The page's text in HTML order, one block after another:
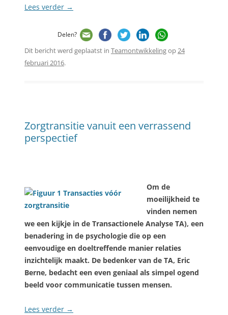
Lees verder →
Delen?
Dit bericht werd geplaatst in Teamontwikkelingop24
februari 2016.
Zorgtransitie vanuit een verrassend
perspectief
Om de
moeilijkheid te
vinden nemen
we een kijkje in de Transactionele Analyse TA), een
benadering in de psychologie die op een
eenvoudige en doeltreffende manier relaties
inzichtelijk maakt. De bedenker van de TA, Eric
Berne, bedacht een even geniaal als simpel ogend
beeld voor communicatie tussen mensen.
Lees verder →